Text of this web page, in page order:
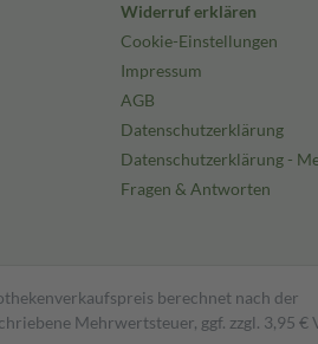
Widerruf erklären
Cookie-Einstellungen
Impressum
AGB
Datenschutzerklärung
Datenschutzerklärung -
Fragen & Antworten
berechnet nach der
Mehrwertsteuer, ggf. zzgl. 3,95 €